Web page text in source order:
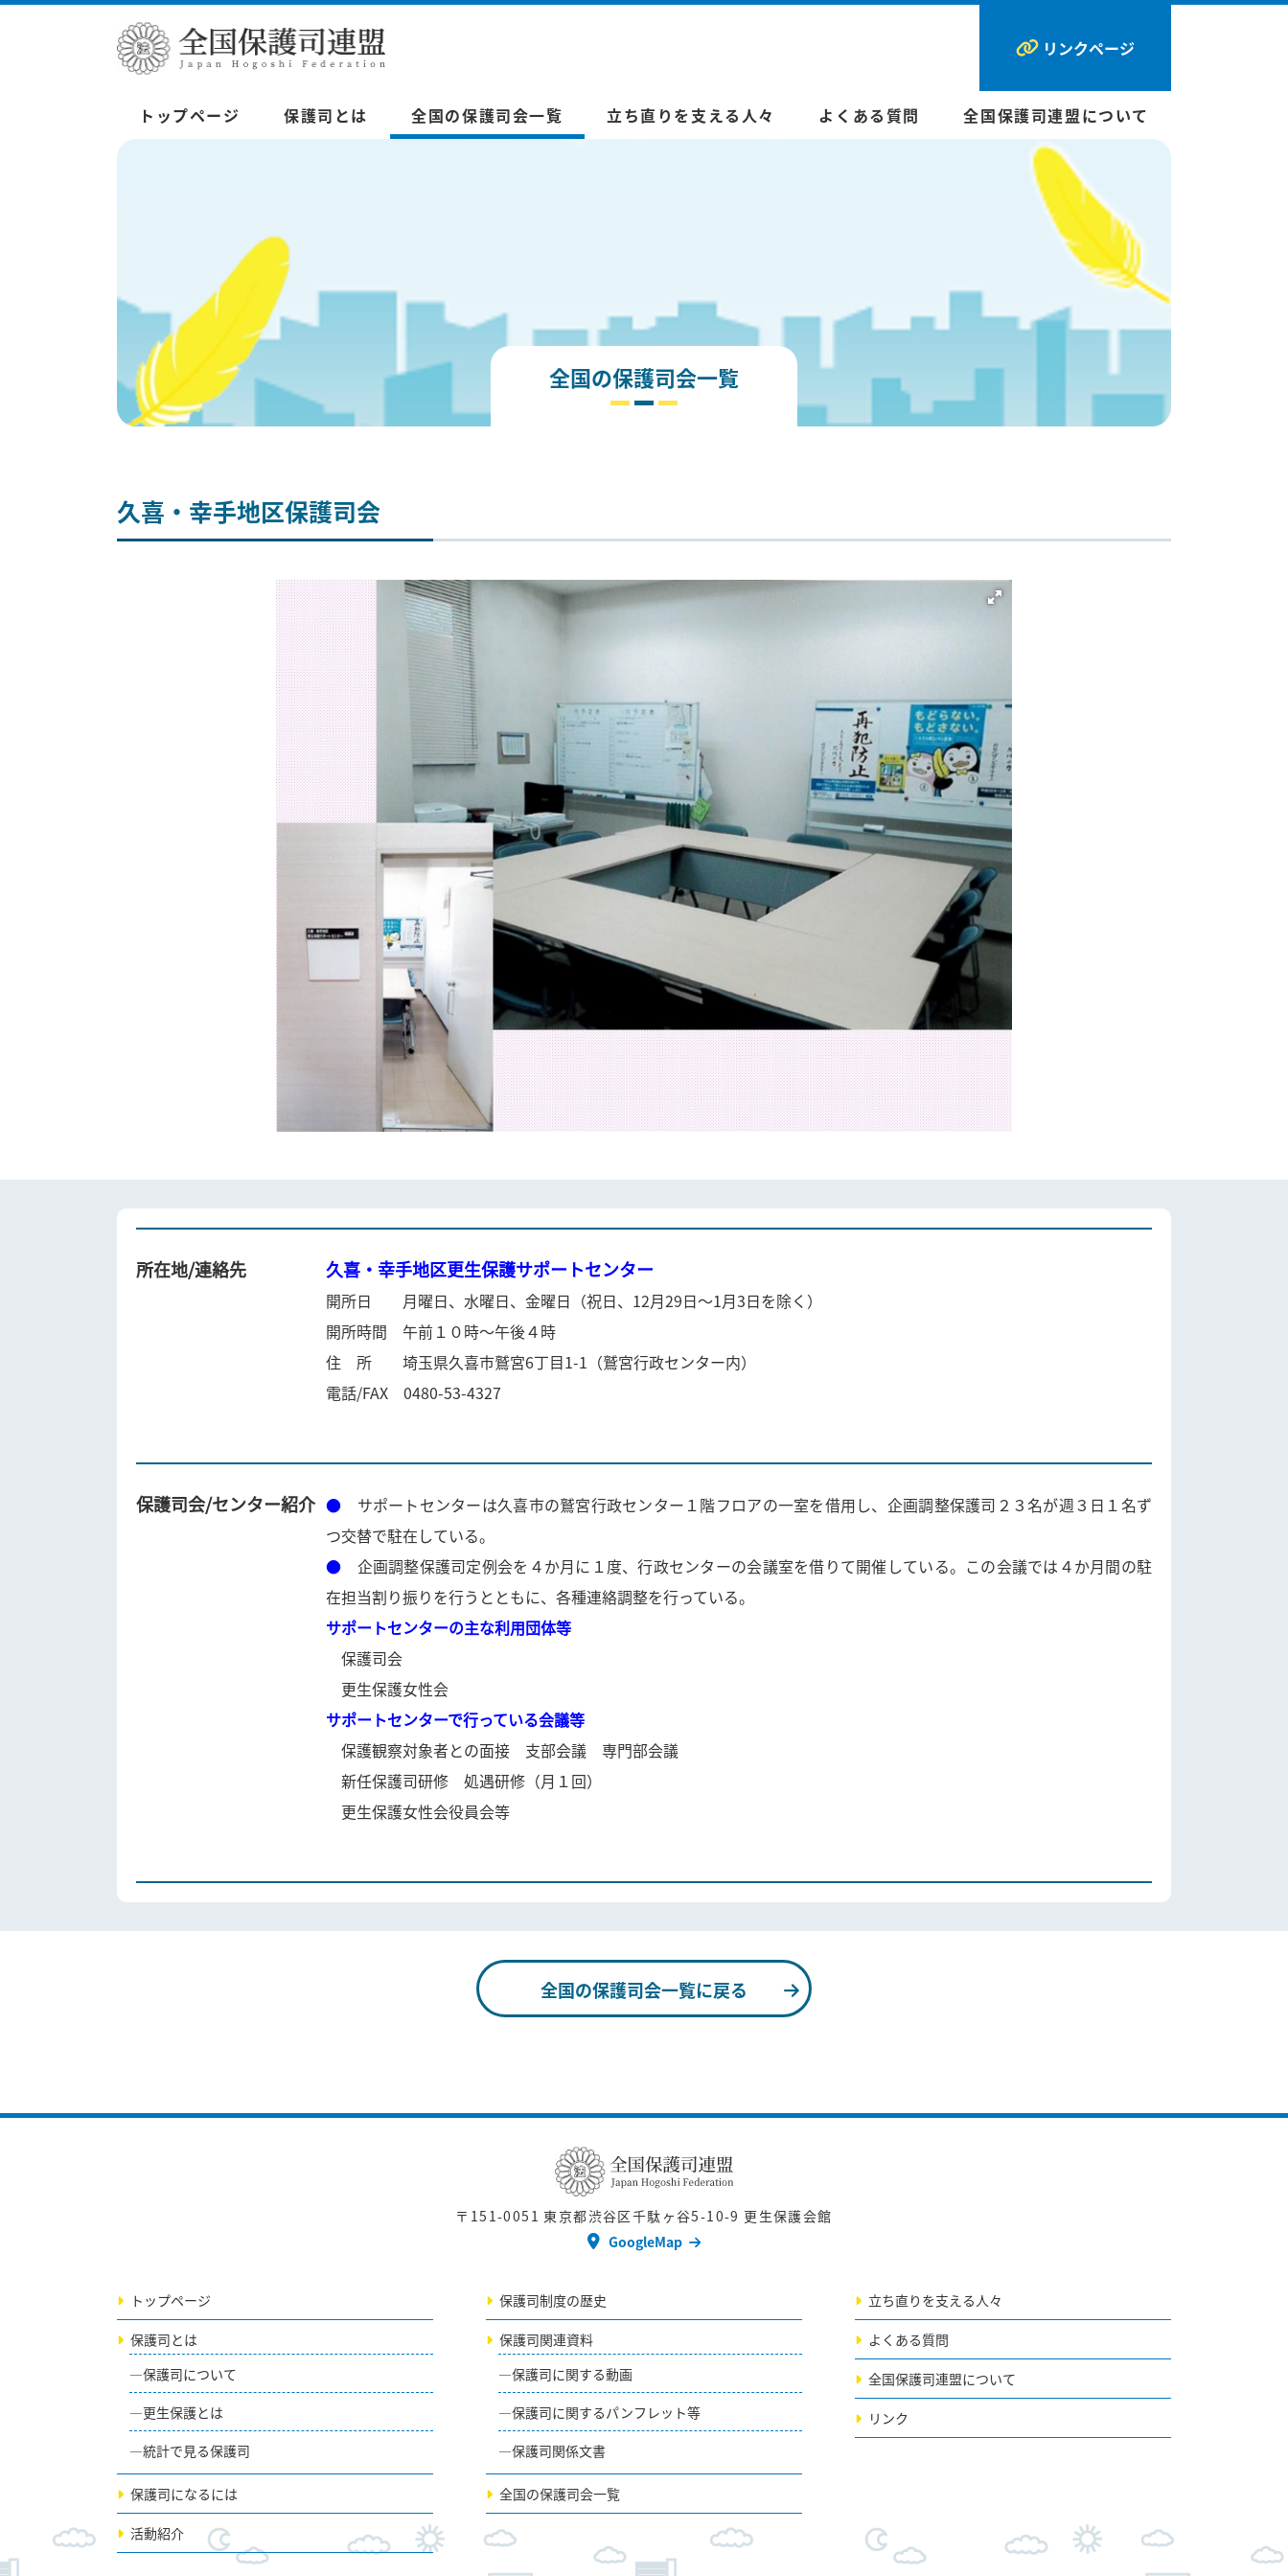
リンクページ
トップページ 保護司とは 全国の保護司会一覧 立ち直りを支える人々 よくある質問 全国保護司連盟について
全国の保護司会一覧
久喜・幸手地区保護司会
所在地/連絡先 久喜・幸手地区更生保護サポートセンター
開所日 月曜日、水曜日、金曜日（祝日、12月29日～1月3日を除く）
開所時間 午前１０時～午後４時
住 所 埼玉県久喜市鷲宮6丁目1-1（鷲宮行政センター内）
電話/FAX 0480-53-4327
保護司会/センター紹介 ● サポートセンターは久喜市の鷲宮行政センター１階フロアの一室を借用し、企画調整保護司２３名が週３日１名ず
つ交替で駐在している。
● 企画調整保護司定例会を４か月に１度、行政センターの会議室を借りて開催している。この会議では４か月間の駐
在担当割り振りを行うとともに、各種連絡調整を行っている。
サポートセンターの主な利用団体等
保護司会
更生保護女性会
サポートセンターで行っている会議等
保護観察対象者との面接 支部会議 専門部会議
新任保護司研修 処遇研修（月１回）
更生保護女性会役員会等
全国の保護司会一覧に戻る
〒151-0051 東京都渋谷区千駄ヶ谷5-10-9 更生保護会館
GoogleMap
トップページ
保護司とは
保護司について
更生保護とは
統計で見る保護司
保護司になるには
活動紹介
保護司制度の歴史
保護司関連資料
保護司に関する動画
保護司に関するパンフレット等
保護司関係文書
全国の保護司会一覧
立ち直りを支える人々
よくある質問
全国保護司連盟について
リンク